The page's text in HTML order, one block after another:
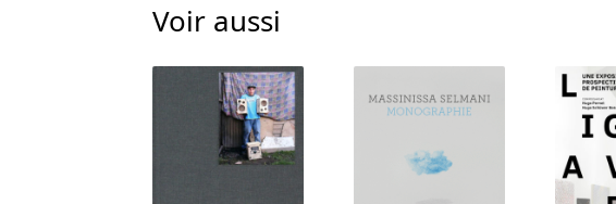
Voir aussi